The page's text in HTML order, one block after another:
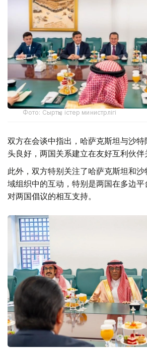
Фото: Сыртқы істер министрлігі
双方在会谈中指出，哈萨克斯坦与沙
头良好，两国关系建立在友好互利伙伴
此外，双方特别关注了哈萨克斯坦和
域组织中的互动，特别是两国在多边平
对两国倡议的相互支持。